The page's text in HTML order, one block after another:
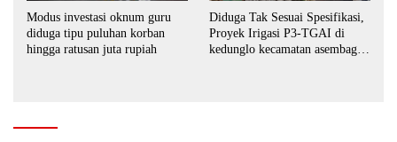
Modus investasi oknum guru
diduga tipu puluhan korban
hingga ratusan juta rupiah
Diduga Tak Sesuai Spesifikasi,
Proyek Irigasi P3-TGAI di
kedunglo kecamatan asembagus